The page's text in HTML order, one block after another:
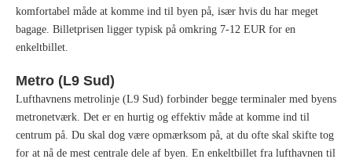
komfortabel måde at komme ind til byen på, især hvis du har meget
bagage. Billetprisen ligger typisk på omkring 7-12 EUR for en
enkeltbillet.
Metro (L9 Sud)
Lufthavnens metrolinje (L9 Sud) forbinder begge terminaler med byens
metronetværk. Det er en hurtig og effektiv måde at komme ind til
centrum på. Du skal dog være opmærksom på, at du ofte skal skifte tog
for at nå de mest centrale dele af byen. En enkeltbillet fra lufthavnen til